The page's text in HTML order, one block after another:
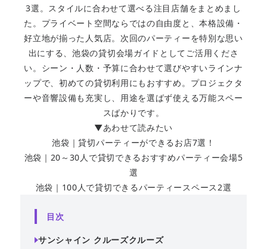
3選。スタイルに合わせて選べる注目店舗をまとめまし
た。プライベート空間ならではの自由度と、本格設備・
好立地が揃った人気店。次回のパーティーを特別な思い
出にする、池袋の貸切会場ガイドとしてご活用くださ
い。シーン・人数・予算に合わせて選びやすいラインナ
ップで、初めての貸切利用にもおすすめ。プロジェクタ
ーや音響設備も充実し、用途を選ばず使える万能スペー
スばかりです。
▼あわせて読みたい
池袋｜貸切パーティーができるお店7選！
池袋｜20～30人で貸切できるおすすめパーティー会場5
選
池袋｜100人で貸切できるパーティースペース2選
目次
サンシャイン クルーズクルーズ